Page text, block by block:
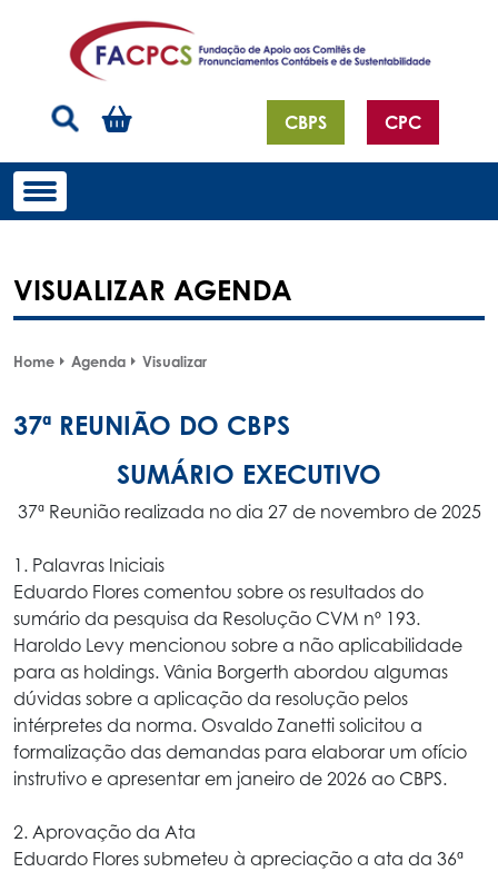
CBPS CPC
VISUALIZAR AGENDA
Home Agenda Visualizar
37ª REUNIÃO DO CBPS
SUMÁRIO EXECUTIVO
37ª Reunião realizada no dia 27 de novembro de 2025
1. Palavras Iniciais
Eduardo Flores comentou sobre os resultados do
sumário da pesquisa da Resolução CVM nº 193.
Haroldo Levy mencionou sobre a não aplicabilidade
para as holdings. Vânia Borgerth abordou algumas
dúvidas sobre a aplicação da resolução pelos
intérpretes da norma. Osvaldo Zanetti solicitou a
formalização das demandas para elaborar um ofício
instrutivo e apresentar em janeiro de 2026 ao CBPS.
2. Aprovação da Ata
Eduardo Flores submeteu à apreciação a ata da 36ª